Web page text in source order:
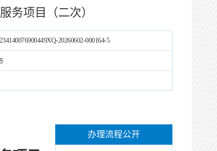
务项目（二次）
20260602-000164-5
办理流程公开